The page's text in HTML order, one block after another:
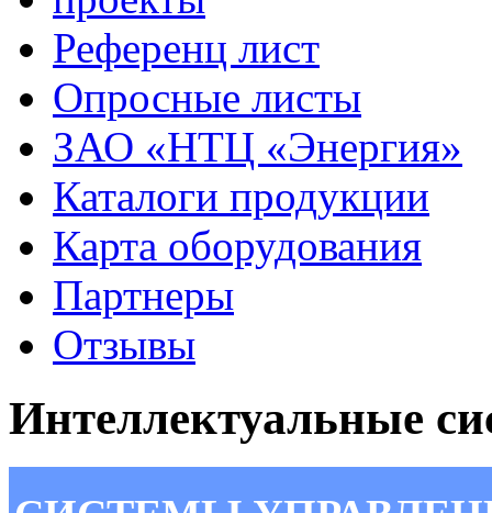
Референц лист
Опросные листы
ЗАО «НТЦ «Энергия»
Каталоги продукции
Карта оборудования
Партнеры
Отзывы
Интеллектуальные